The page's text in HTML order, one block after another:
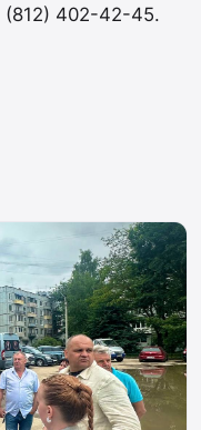
(812) 402-42-45.